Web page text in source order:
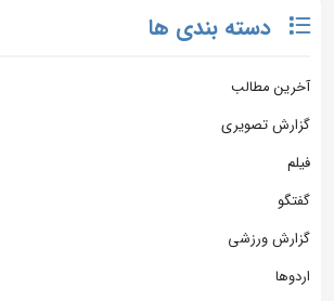
دسته بندی ها
آخرین مطالب
گزارش تصویری
فیلم
گفتگو
گزارش ورزشی
اردوها